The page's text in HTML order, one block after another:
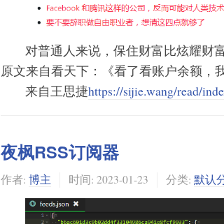
对普通人来说，保住财富比炫耀财
原文来自看天下：《看了看账户余额，
来自王思捷https://sijie.wang/read/
夜枫RSS订阅器
作者: 博主 时间: 2023-01-23 分类: 默认